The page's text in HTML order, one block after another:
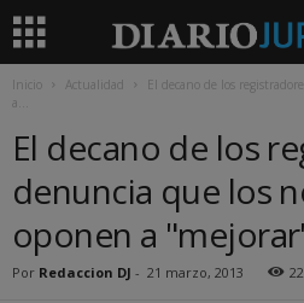
Inicio Actualidad
El decano de los
a...
El decano de los
denuncia que los
oponen a
Por Redaccion DJ - 21 marzo, 2013